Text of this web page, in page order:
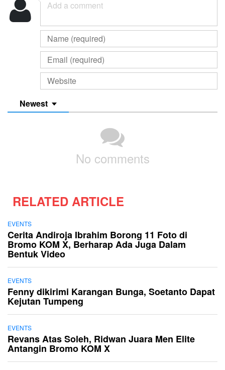
Newest
No comments
RELATED ARTICLE
EVENTS
Cerita Andiroja Ibrahim Borong 11 Foto di
Bromo KOM X, Berharap Ada Juga Dalam
Bentuk Video
EVENTS
Fenny dikirimi Karangan Bunga, Soetanto Dapat
Kejutan Tumpeng
EVENTS
Revans Atas Soleh, Ridwan Juara Men Elite
Antangin Bromo KOM X